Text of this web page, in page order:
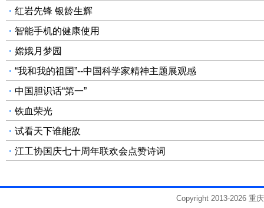
红岩先锋 银龄生辉
智能手机的健康使用
嫦娥月梦园
“我和我的祖国”--中国科学家精神主题展观感
中国胆识话“第一”
铁血荣光
试看天下谁能敌
江工协国庆七十周年联欢会点赞诗词
Copyright 2013-2026 重